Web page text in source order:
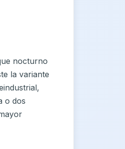
nocturno
la variante
o dos